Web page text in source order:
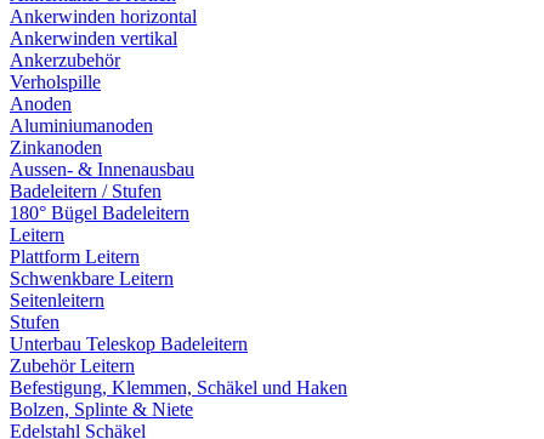
Ankerwinden horizontal
Ankerwinden vertikal
Ankerzubehör
Verholspille
Anoden
Aluminiumanoden
Zinkanoden
Aussen- & Innenausbau
Badeleitern / Stufen
180° Bügel Badeleitern
Leitern
Plattform Leitern
Schwenkbare Leitern
Seitenleitern
Stufen
Unterbau Teleskop Badeleitern
Zubehör Leitern
Befestigung, Klemmen, Schäkel und Haken
Bolzen, Splinte & Niete
Edelstahl Schäkel